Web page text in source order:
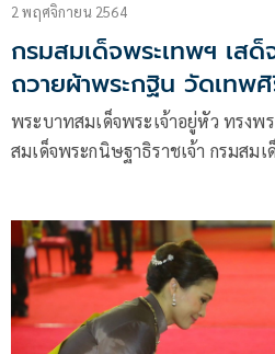
2 พฤศจิกายน 2564
กรมสมเด็จพระเทพฯ เส
ถวายผ้าพระกฐิน วัดเทพ
พระบาทสมเด็จพระเจ้าอยู่หัว ทรงพ
สมเด็จพระกนิษฐาธิราชเจ้า กรมสม
วัดราชาธิวาสวิหาร